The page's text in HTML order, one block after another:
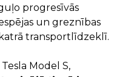
progresīvās
un greznības
transportlīdzeklī.
Model S,